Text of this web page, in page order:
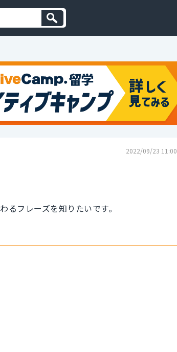
2022/09/23 11:00
フレーズを知りたいです。